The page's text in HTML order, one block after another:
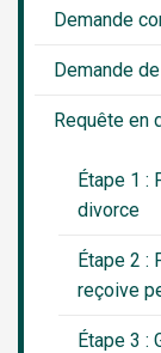
Demande
Demande
Requête en
Étape 1 :
divorce
Étape 2 :
reçoive
Étape 3 :